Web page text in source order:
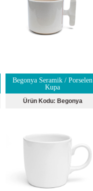
Begonya Seramik / Porselen
Kupa
Ürün Kodu: Begonya